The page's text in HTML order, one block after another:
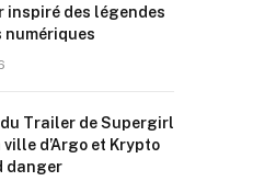
inspiré des légendes
numériques
Trailer de Supergirl
ville d’Argo et Krypto
danger